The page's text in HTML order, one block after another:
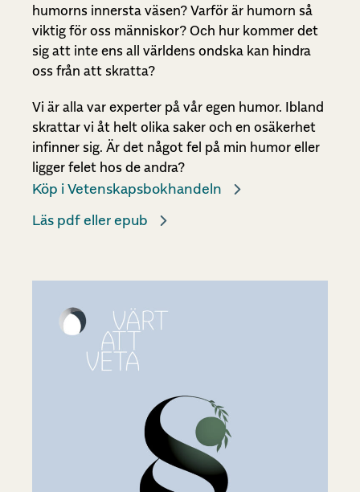
humorns innersta väsen? Varför är humorn så
viktig för oss människor? Och hur kommer det
sig att inte ens all världens ondska kan hindra
oss från att skratta?
Vi är alla var experter på vår egen humor. Ibland
skrattar vi åt helt olika saker och en osäkerhet
infinner sig. Är det något fel på min humor eller
ligger felet hos de andra?
Köp i Vetenskapsbokhandeln
Läs pdf eller epub